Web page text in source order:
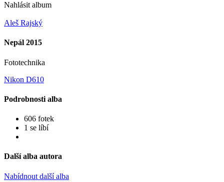
Nahlásit album
Aleš Rajský
Nepál 2015
Fototechnika
Nikon D610
Podrobnosti alba
606 fotek
1 se líbí
Další alba autora
Nabídnout další alba